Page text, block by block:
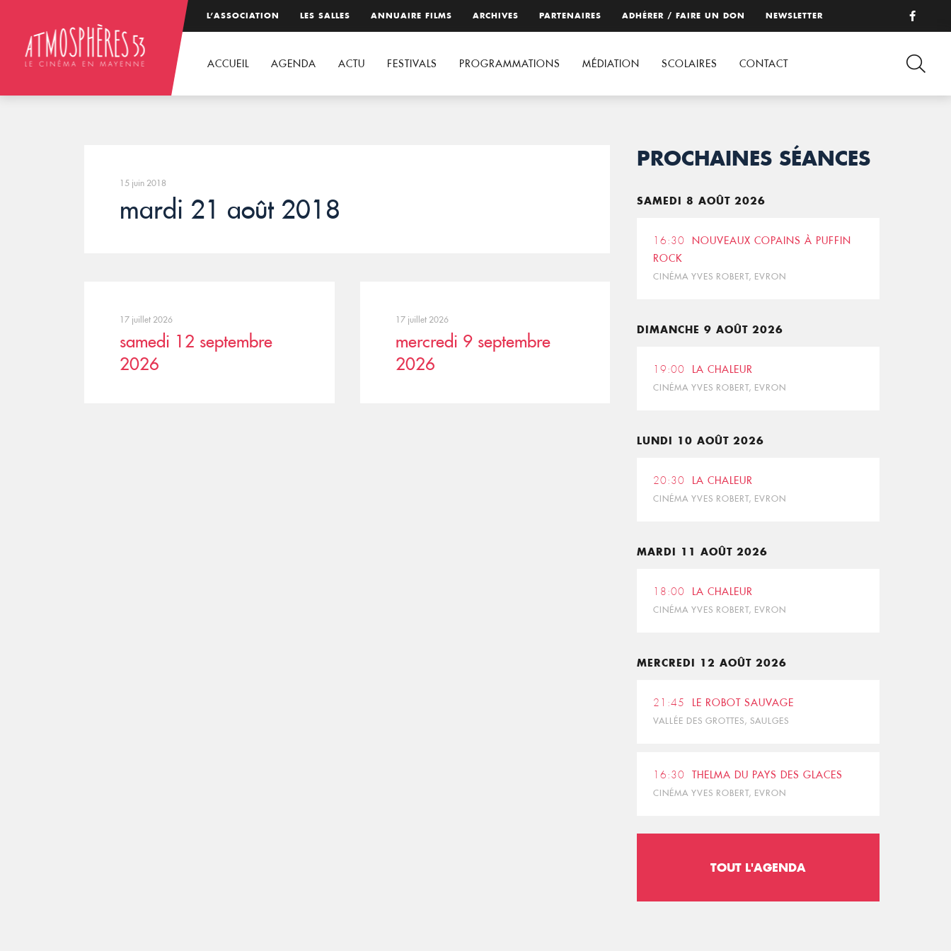
L’ASSOCIATION LES SALLES ANNUAIRE FILMS ARCHIVES PARTENAIRES ADHÉRER / FAIRE UN DON NEWSLETTER
ACCUEIL AGENDA ACTU FESTIVALS PROGRAMMATIONS MÉDIATION SCOLAIRES CONTACT
15 juin 2018
mardi 21 août 2018
17 juillet 2026
samedi 12 septembre
2026
17 juillet 2026
mercredi 9 septembre
2026
PROCHAINES SÉANCES
SAMEDI 8 AOÛT 2026
16:30
NOUVEAUX COPAINS À PUFFIN
ROCK
CINÉMA YVES ROBERT, EVRON
DIMANCHE 9 AOÛT 2026
19:00 LA CHALEUR
CINÉMA YVES ROBERT, EVRON
LUNDI 10 AOÛT 2026
20:30 LA CHALEUR
CINÉMA YVES ROBERT, EVRON
MARDI 11 AOÛT 2026
18:00 LA CHALEUR
CINÉMA YVES ROBERT, EVRON
MERCREDI 12 AOÛT 2026
21:45 LE ROBOT SAUVAGE
VALLÉE DES GROTTES, SAULGES
16:30 THELMA DU PAYS DES GLACES
CINÉMA YVES ROBERT, EVRON
TOUT L'AGENDA